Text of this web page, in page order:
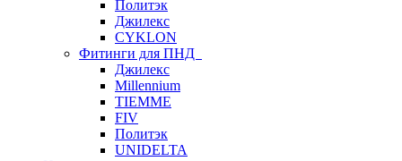
Политэк
Джилекс
CYKLON
Фитинги для ПНД
Джилекс
Millennium
TIEMME
FIV
Политэк
UNIDELTA